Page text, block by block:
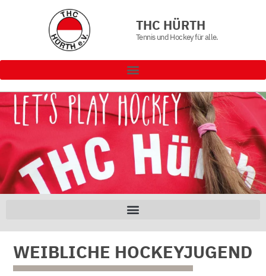
THC HÜRTH
Tennis und Hockey für alle.
WEIBLICHE HOCKEYJUGEND